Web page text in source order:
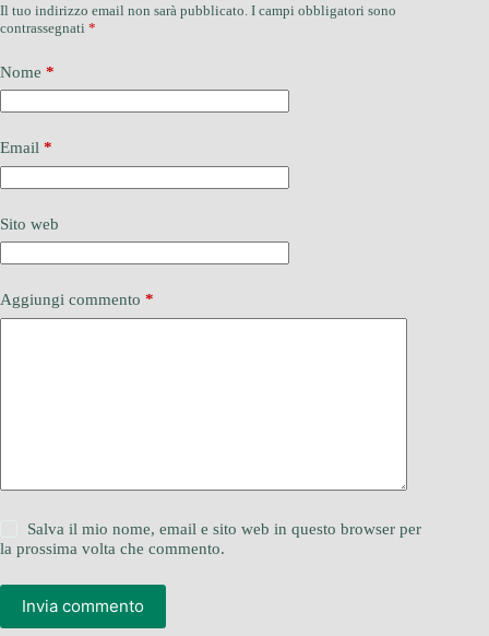
Il tuo indirizzo email non sarà pubblicato. I campi obbligatori sono
contrassegnati *
Nome *
Email *
Sito web
Aggiungi commento *
Salva il mio nome, email e sito web in questo browser per
la prossima volta che commento.
Invia commento